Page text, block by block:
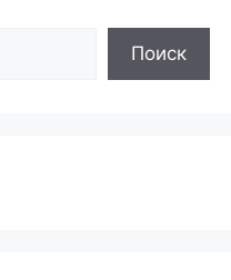
Поиск